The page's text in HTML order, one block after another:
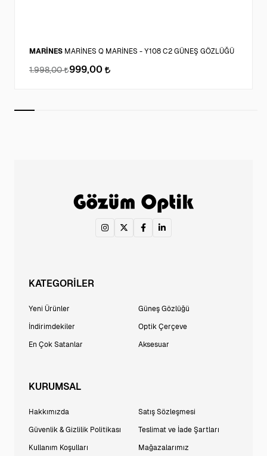
MARİNES MARİNES Q MARİNES - Y108 C2 GÜNEŞ GÖZLÜĞÜ
1.998,00 999,00
KATEGORİLER
Yeni Ürünler
İndirimdekiler
En Çok Satanlar
Güneş Gözlüğü
Optik Çerçeve
Aksesuar
KURUMSAL
Hakkımızda
Güvenlik & Gizlilik Politikası
Kullanım Koşulları
Satış Sözleşmesi
Teslimat ve İade Şartları
Mağazalarımız